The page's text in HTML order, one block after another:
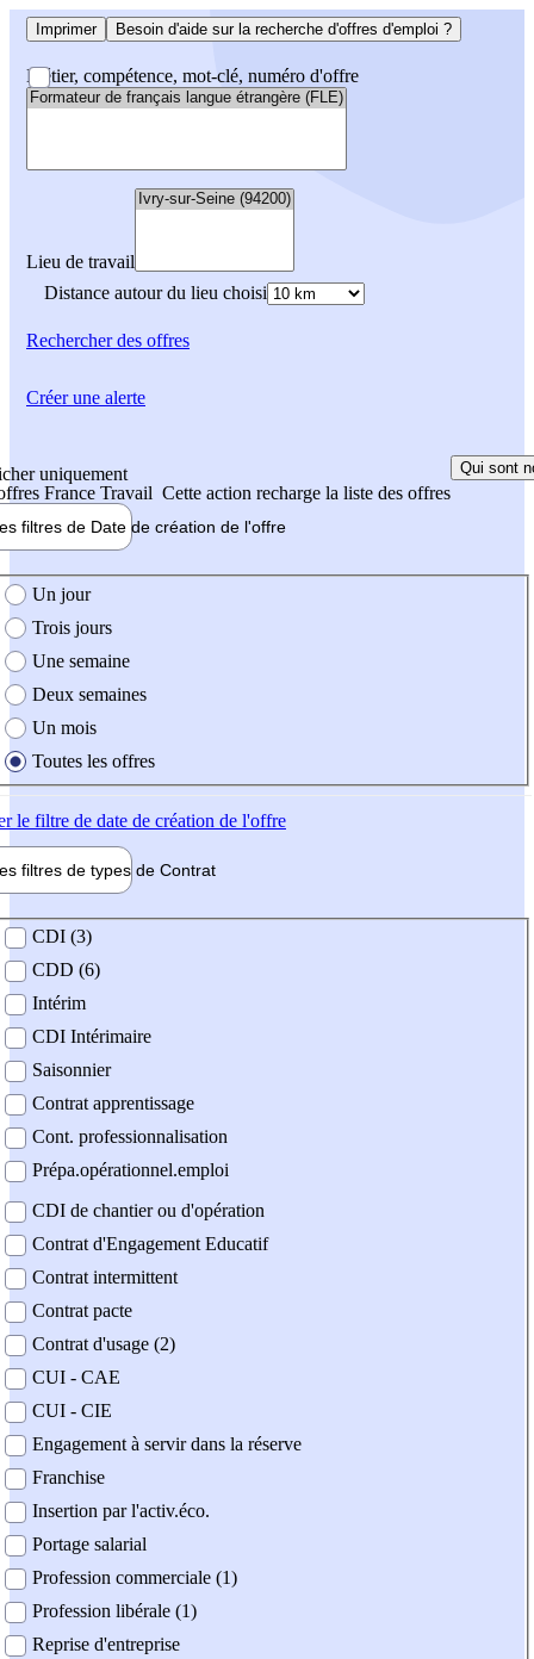
Imprimer Besoin d'aide sur la recherche d'offres d'emploi ?
Métier, compétence, mot-clé, numéro d'offre
Lieu de travail
Distance autour du lieu choisi
Rechercherdes offres
uniquement
France Travail Cette action recharge la liste des offres
Qui sont
filtres de Date de création de l'offre
création de l'offre
Un jour
Trois jours
Une semaine
Deux semaines
Un mois
Toutes les offres
le filtre de date de création de l'offre
filtres de types de Contrat
contrat
CDI (3)
CDD (6)
Intérim
CDI Intérimaire
Saisonnier
Contrat apprentissage
Cont. professionnalisation
Prépa.opérationnel.emploi
CDI de chantier ou d'opération
Contrat d'Engagement Educatif
Contrat intermittent
Contrat pacte
Contrat d'usage (2)
CUI - CAE
CUI - CIE
Engagement à servir dans la réserve
Franchise
Insertion par l'activ.éco.
Portage salarial
Profession commerciale (1)
Profession libérale (1)
Reprise d'entreprise
Créer une alerte